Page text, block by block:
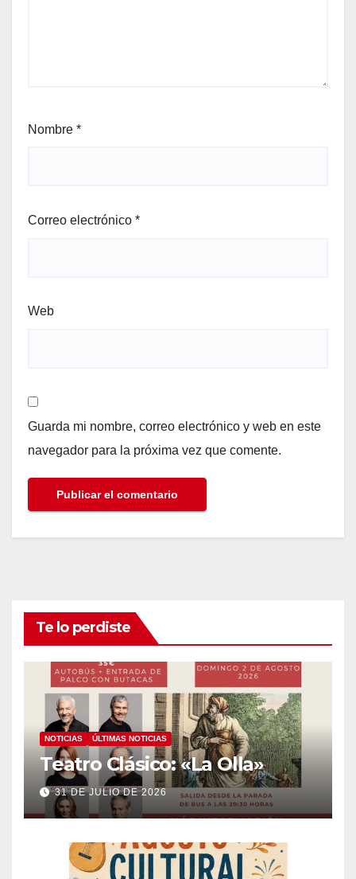
Nombre *
Correo electrónico *
Web
Guarda mi nombre, correo electrónico y web en este
navegador para la próxima vez que comente.
Te lo perdiste
NOTICIAS ÚLTIMAS NOTICIAS
Teatro Clásico: «La Olla»
31 DE JULIO DE 2026